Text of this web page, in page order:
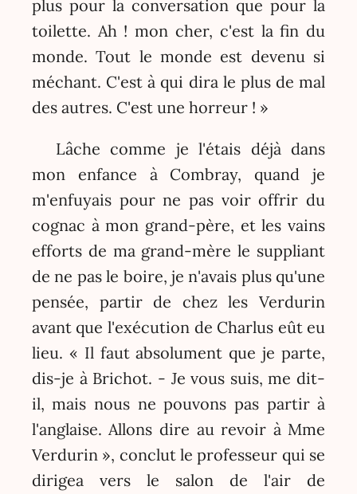
plus pour la conversation que pour la
toilette. Ah ! mon cher, c'est la fin du
monde. Tout le monde est devenu si
méchant. C'est à qui dira le plus de mal
des autres. C'est une horreur ! »
Lâche comme je l'étais déjà dans
mon enfance à Combray, quand je
m'enfuyais pour ne pas voir offrir du
cognac à mon grand-père, et les vains
efforts de ma grand-mère le suppliant
de ne pas le boire, je n'avais plus qu'une
pensée, partir de chez les Verdurin
avant que l'exécution de Charlus eût eu
lieu. « Il faut absolument que je parte,
dis-je à Brichot. - Je vous suis, me dit-
il, mais nous ne pouvons pas partir à
l'anglaise. Allons dire au revoir à Mme
Verdurin », conclut le professeur qui se
dirigea vers le salon de l'air de